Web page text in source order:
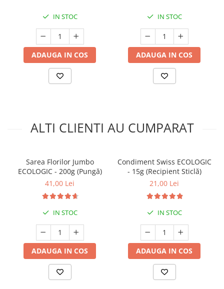
IN STOC
ADAUGA IN COS
IN STOC
ADAUGA IN COS
ALTI CLIENTI AU CUMPARAT
Sarea Florilor Jumbo
ECOLOGIC - 200g (Pungă)
41,00 Lei
IN STOC
ADAUGA IN COS
Condiment Swiss ECOLOGIC
- 15g (Recipient Sticlă)
21,00 Lei
IN STOC
ADAUGA IN COS